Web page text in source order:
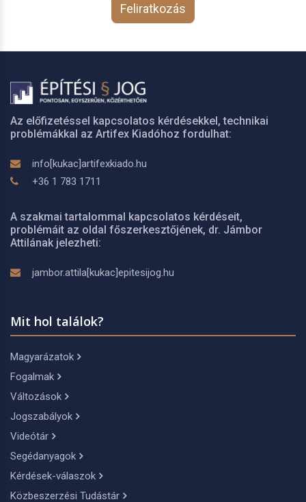
Feliratkozás
Az előfizetéssel kapcsolatos kérdésekkel, technikai
problémákkal az Artifex Kiadóhoz fordulhat:
info[kukac]artifexkiado.hu
+36 1 783 1711
A szakmai tartalommal kapcsolatos kérdéseit,
problémáit az oldal főszerkesztőjének, dr. Jámbor
Attilának jelezheti:
jambor.attila[kukac]epitesijog.hu
Mit hol találok?
Magyarázatok
Fogalmak
Változások
Jogszabályok
Videótár
Segédanyagok
Kérdések-válaszok
Közbeszerzési Tudástár